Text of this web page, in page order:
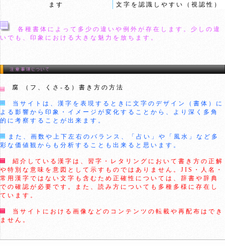
ます
文字を認識しやすい（視認性）
各種書体によって多少の違いや例外が存在します。少しの違
いでも、印象における大きな魅力を放ちます。
腐 （フ、くさ-る）書き方の方法
当サイトは、漢字を表現するときに文字のデザイン（書体）に
よる影響から印象・イメージが変化することから、より深く多角
的に考察することが出来ます。
また、画数や上下左右のバランス、「占い」や「風水」など多
彩な価値観からも分析することも出来ると思います。
紹介している漢字は、習字・レタリングにおいて書き方の正解
や特別な意味を意図として示すものではありません。JIS・人名・
常用漢字ではない文字も含むため正確性については、辞書や辞典
での確認が必要です。また、読み方についても多種多様に存在し
ています。
当サイトにおける画像などのコンテンツの転載や再配布はでき
ません。